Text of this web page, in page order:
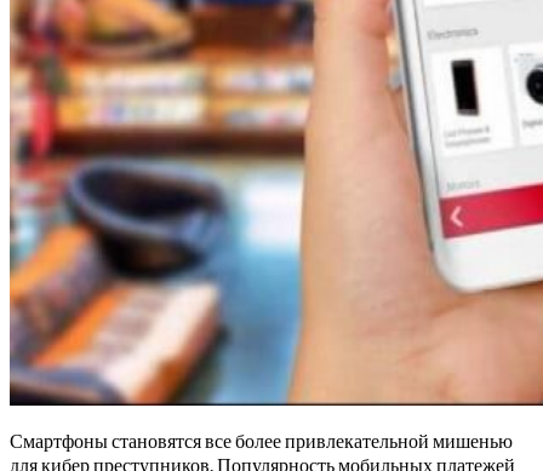
Смартфоны становятся все более привлекательной мишенью
для кибер преступников. Популярность мобильных платежей